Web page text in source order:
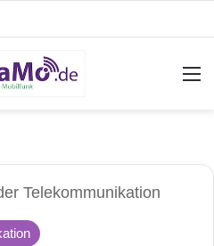
Telekommunikation